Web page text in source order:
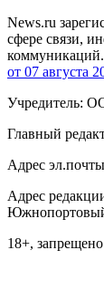
News.ru
сфере связи,
коммуникаций.
от 07 августа
Учредитель:
Главный
Адрес
Адрес
18+,